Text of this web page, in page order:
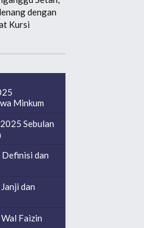
dengan
Kursi
Minkum
Sebulan
Definisi dan
dan
Faizin